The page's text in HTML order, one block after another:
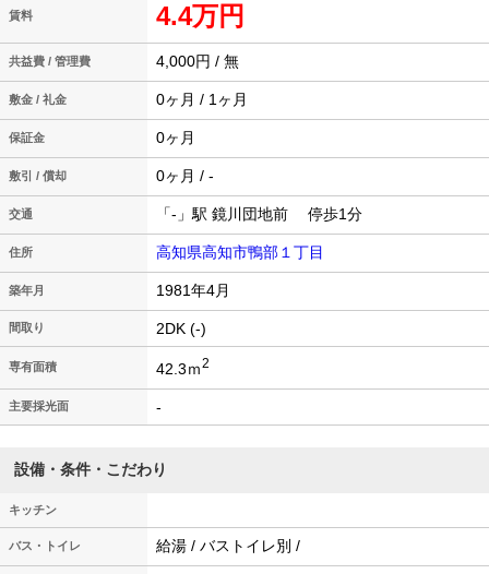
賃料 4.4万円
共益費 / 管理費 4,000円 / 無
敷金 / 礼金 0ヶ月 / 1ヶ月
保証金 0ヶ月
敷引 / 償却 0ヶ月 / -
交通 「-」駅 鏡川団地前 停歩1分
住所 高知県高知市鴨部１丁目
築年月 1981年4月
間取り 2DK (-)
専有面積 42.3ｍ2
主要採光面 -
設備・条件・こだわり
キッチン
バス・トイレ 給湯 / バストイレ別 /